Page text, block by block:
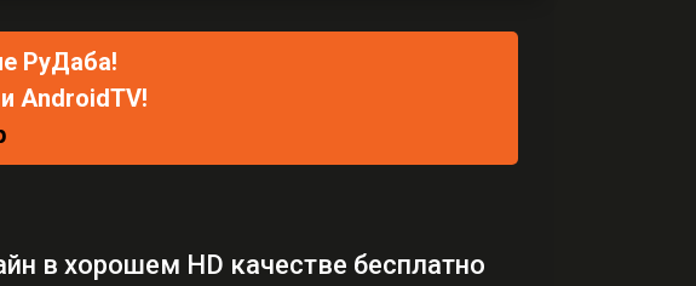
РуДаба!
AndroidTV!
в хорошем HD качестве бесплатно